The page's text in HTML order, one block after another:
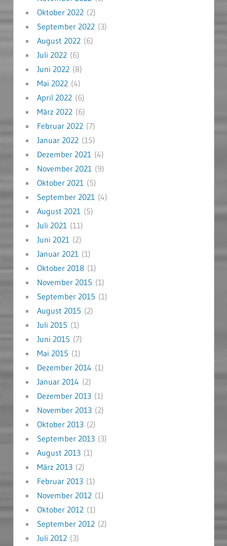
Oktober 2022(2)
September 2022(3)
August 2022(6)
Juli 2022(6)
Juni 2022(8)
Mai 2022(4)
April 2022(6)
März 2022(6)
Februar 2022(7)
Januar 2022(15)
Dezember 2021 (4)
November 2021 (9)
Oktober 2021 (5)
September 2021 (4)
August 2021 (5)
Juli 2021 (11)
Juni 2021 (2)
Januar 2021 (1)
Oktober 2018(1)
November 2015 (1)
September 2015 (1)
August 2015 (2)
Juli 2015 (1)
Juni 2015 (7)
Mai 2015 (1)
Dezember 2014 (1)
Januar 2014 (2)
Dezember 2013(1)
November 2013(2)
Oktober 2013(2)
September 2013(3)
August 2013(1)
März 2013(2)
Februar 2013(1)
November 2012(1)
Oktober 2012(1)
September 2012(2)
Juli 2012(3)